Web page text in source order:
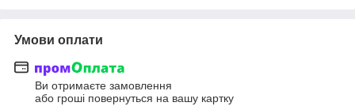
Умови оплати
Ви отримаєте замовлення
або гроші повернуться на вашу картку